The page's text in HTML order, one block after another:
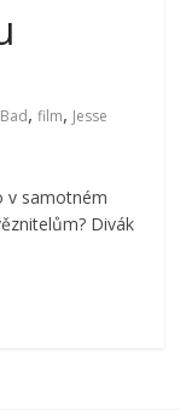
,film, Jesse
v samotném
Divák